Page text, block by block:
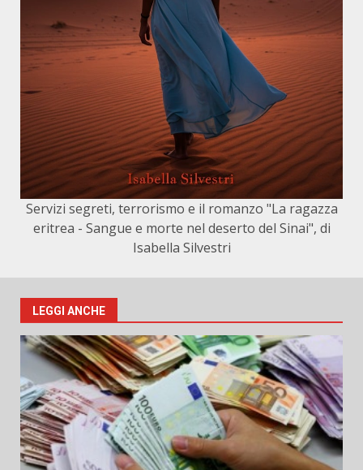
Servizi segreti, terrorismo e il romanzo "La ragazza
eritrea - Sangue e morte nel deserto del Sinai", di
Isabella Silvestri
LEGGI ANCHE